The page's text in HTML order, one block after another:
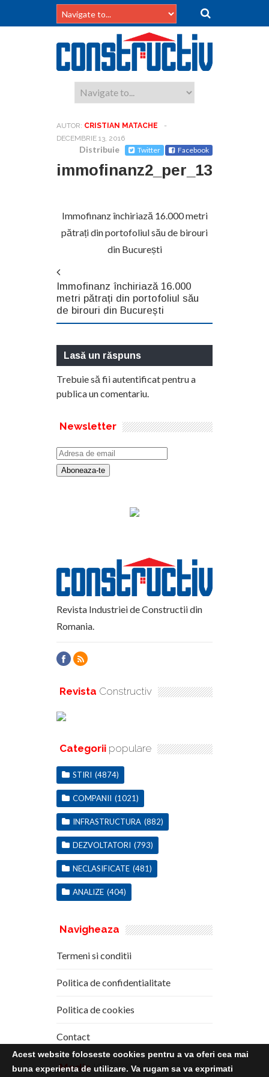
AUTOR: CRISTIAN MATACHE
-
DECEMBRIE 13, 2016
Distribuie Twitter Facebook
Immofinanz închiriază 16.000 metri
pătrați din portofoliul său de birouri
din București
Immofinanz închiriază 16.000
metri pătrați din portofoliul său
de birouri din București
Lasă un răspuns
Trebuie să fiiautentificatpentru a
publica un comentariu.
Newsletter
Revista Industriei de Constructii din
Romania.
Revista Constructiv
Categorii populare
STIRI (4874)
COMPANII (1021)
INFRASTRUCTURA (882)
DEZVOLTATORI (793)
NECLASIFICATE (481)
ANALIZE (404)
Navigheaza
Termeni si conditii
Politica de confidentialitate
Politica de cookies
Contact
Media Kit
Acest website foloseste cookies pentru a va oferi cea mai
buna experienta de utilizare. Va rugam sa va exprimati